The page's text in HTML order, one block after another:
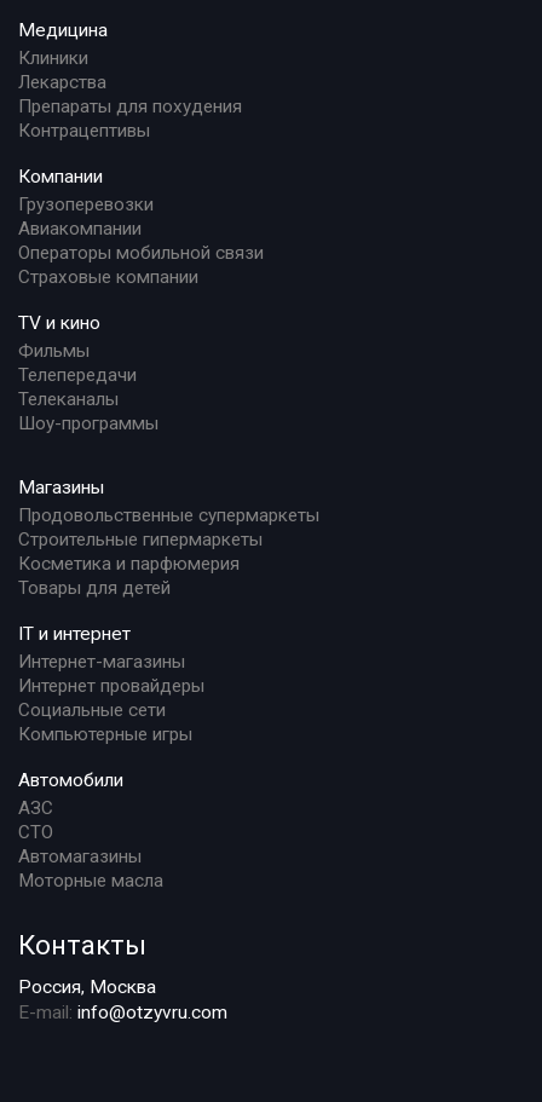
Медицина
Клиники
Лекарства
Препараты для похудения
Контрацептивы
Компании
Грузоперевозки
Авиакомпании
Операторы мобильной связи
Страховые компании
TV и кино
Фильмы
Телепередачи
Телеканалы
Шоу-программы
Магазины
Продовольственные супермаркеты
Строительные гипермаркеты
Косметика и парфюмерия
Товары для детей
IT и интернет
Интернет-магазины
Интернет провайдеры
Социальные сети
Компьютерные игры
Автомобили
АЗС
СТО
Автомагазины
Моторные масла
Контакты
Россия, Москва
E-mail: info@otzyvru.com